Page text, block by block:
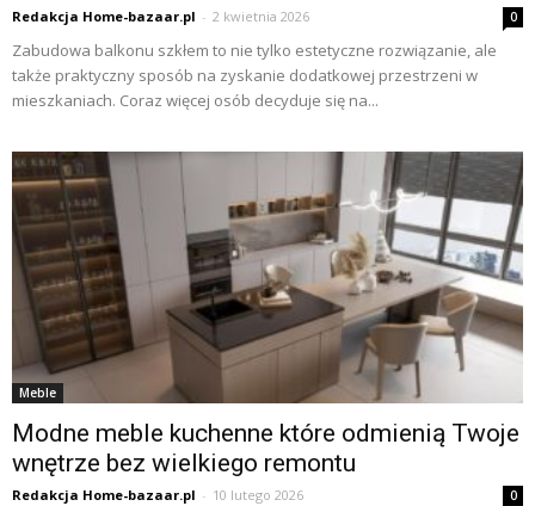
Redakcja Home-bazaar.pl - 2 kwietnia 2026 0
Zabudowa balkonu szkłem to nie tylko estetyczne rozwiązanie, ale
także praktyczny sposób na zyskanie dodatkowej przestrzeni w
mieszkaniach. Coraz więcej osób decyduje się na...
Meble
Modne meble kuchenne które odmienią Twoje
wnętrze bez wielkiego remontu
Redakcja Home-bazaar.pl - 10 lutego 2026 0